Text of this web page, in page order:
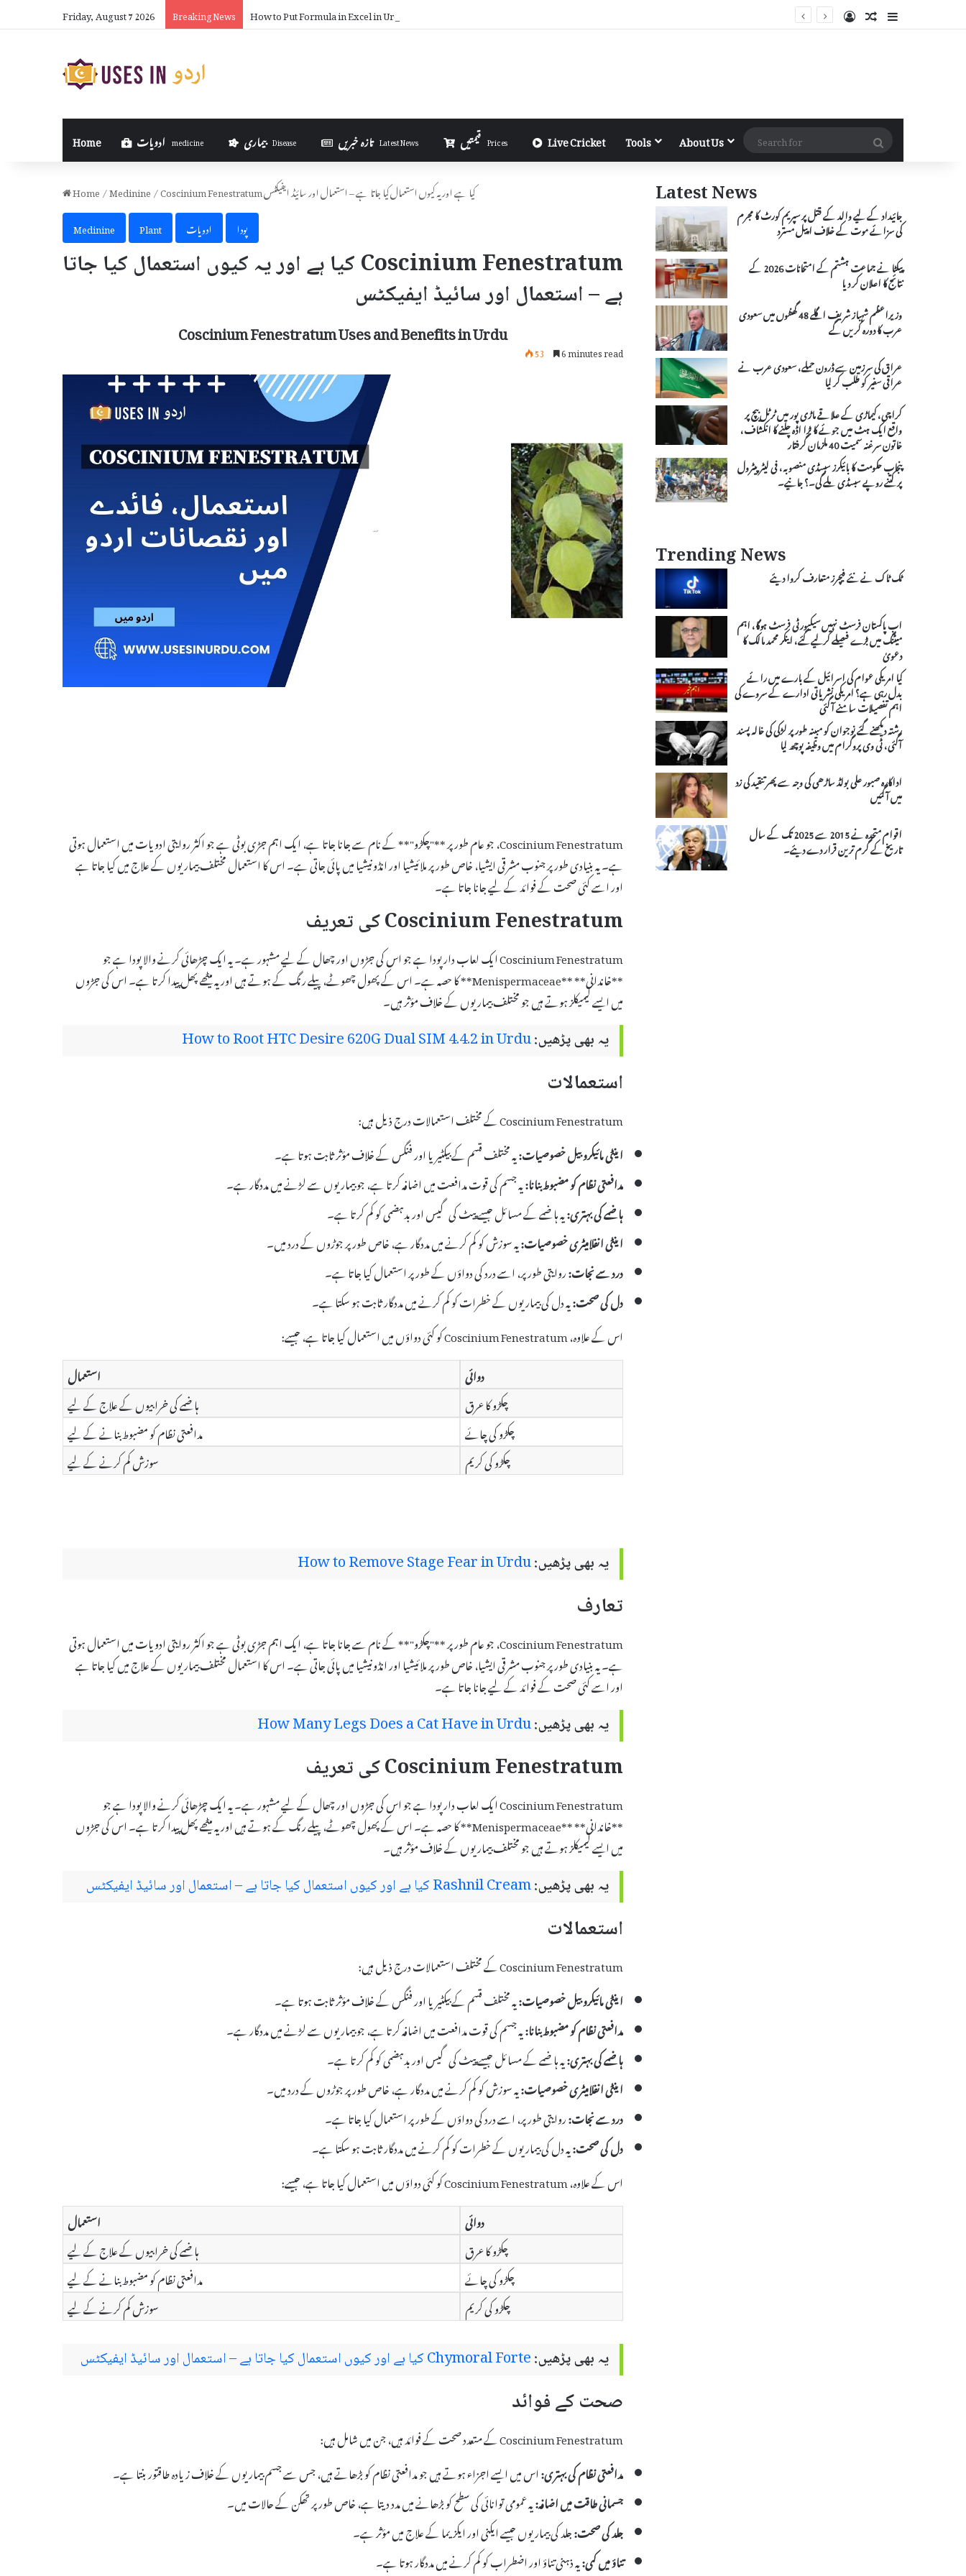
Friday, August 7 2026 Breaking News How to Put Formula in Excel in Urdu Log InRandom Article
Sidebar
Home medicine بیماری Disease تازہ خبریں Latest News Prices Live Cricket Tools About Us
Search
for
Home/Medinine/
Coscinium Fenestratum کیا ہے اور یہ کیوں استعمال کیا جاتا ہے – استعمال اور سائیڈ ایفیکٹس
Medinine
Plant ادویات پودا
Coscinium Fenestratum کیا ہے اور یہ کیوں استعمال کیا جاتا
ہے – استعمال اور سائیڈ ایفیکٹس
Coscinium Fenestratum Uses and Benefits in Urdu
53 6 minutes read
Coscinium Fenestratum، جو عام طور پر **"چکڑو"** کے نام سے جانا جاتا ہے، ایک اہم جڑی بوٹی ہے جو اکثر روایتی ادویات میں استعمال ہوتی
ہے۔ یہ بنیادی طور پر جنوب مشرقی ایشیا، خاص طور پر ملائیشیا اور انڈونیشیا میں پائی جاتی ہے۔ اس کا استعمال مختلف بیماریوں کے علاج میں کیا جاتا ہے
اور اسے کئی صحت کے فوائد کے لیے جانا جاتا ہے۔
Coscinium Fenestratum کی تعریف
Coscinium Fenestratum ایک لعاب دار پودا ہے جو اس کی جڑوں اور چھال کے لیے مشہور ہے۔ یہ ایک چڑھائی کرنے والا پودا ہے جو
**خاندانی** **Menispermaceae** کا حصہ ہے۔ اس کے پھول چھوٹے، پیلے رنگ کے ہوتے ہیں اور یہ میٹھے پھل پیدا کرتا ہے۔ اس کی جڑوں
میں ایسے کیمیکلز ہوتے ہیں جو مختلف بیماریوں کے خلاف مؤثر ہیں۔
یہ بھی پڑھیں:How to Root HTC Desire 620G Dual SIM 4.4.2 in Urdu
استعمالات
Coscinium Fenestratum کے مختلف استعمالات درج ذیل ہیں:
اینٹی مائیکروبیل خصوصیات:یہ مختلف قسم کے بیکٹیریا اور فنگس کے خلاف مؤثر ثابت ہوتا ہے۔
مدافعتی نظام کو مضبوط بنانا:یہ جسم کی قوت مدافعت میں اضافہ کرتا ہے، جو بیماریوں سے لڑنے میں مددگار ہے۔
ہاضمے کی بہتری:یہ ہاضمے کے مسائل جیسے پیٹ کی گیس اور بدہضمی کو کم کرتا ہے۔
اینٹی انفلامیٹری خصوصیات:یہ سوزش کو کم کرنے میں مددگار ہے، خاص طور پر جوڑوں کے درد میں۔
درد سے نجات:روایتی طور پر، اسے درد کی دواؤں کے طور پر استعمال کیا جاتا ہے۔
دل کی صحت:یہ دل کی بیماریوں کے خطرات کو کم کرنے میں مددگار ثابت ہو سکتا ہے۔
اس کے علاوہ، Coscinium Fenestratum کو کئی دواؤں میں استعمال کیا جاتا ہے، جیسے:
دوائی
استعمال
چکڑو کا عرق
ہاضمے کی خرابیوں کے علاج کے لیے
چکڑو کی چائے
مدافعتی نظام کو مضبوط بنانے کے لیے
چکڑو کی کریم
سوزش کم کرنے کے لیے
یہ بھی پڑھیں:How to Remove Stage Fear in Urdu
تعارف
Coscinium Fenestratum، جو عام طور پر **"چکڑو"** کے نام سے جانا جاتا ہے، ایک اہم جڑی بوٹی ہے جو اکثر روایتی ادویات میں استعمال ہوتی
ہے۔ یہ بنیادی طور پر جنوب مشرقی ایشیا، خاص طور پر ملائیشیا اور انڈونیشیا میں پائی جاتی ہے۔ اس کا استعمال مختلف بیماریوں کے علاج میں کیا جاتا ہے
اور اسے کئی صحت کے فوائد کے لیے جانا جاتا ہے۔
یہ بھی پڑھیں:How Many Legs Does a Cat Have in Urdu
Coscinium Fenestratum کی تعریف
Coscinium Fenestratum ایک لعاب دار پودا ہے جو اس کی جڑوں اور چھال کے لیے مشہور ہے۔ یہ ایک چڑھائی کرنے والا پودا ہے جو
**خاندانی** **Menispermaceae** کا حصہ ہے۔ اس کے پھول چھوٹے، پیلے رنگ کے ہوتے ہیں اور یہ میٹھے پھل پیدا کرتا ہے۔ اس کی جڑوں
میں ایسے کیمیکلز ہوتے ہیں جو مختلف بیماریوں کے خلاف مؤثر ہیں۔
یہ بھی پڑھیں:Rashnil Cream کیا ہے اور کیوں استعمال کیا جاتا ہے – استعمال اور سائیڈ ایفیکٹس
استعمالات
Coscinium Fenestratum کے مختلف استعمالات درج ذیل ہیں:
اینٹی مائیکروبیل خصوصیات:یہ مختلف قسم کے بیکٹیریا اور فنگس کے خلاف مؤثر ثابت ہوتا ہے۔
مدافعتی نظام کو مضبوط بنانا:یہ جسم کی قوت مدافعت میں اضافہ کرتا ہے، جو بیماریوں سے لڑنے میں مددگار ہے۔
ہاضمے کی بہتری:یہ ہاضمے کے مسائل جیسے پیٹ کی گیس اور بدہضمی کو کم کرتا ہے۔
اینٹی انفلامیٹری خصوصیات:یہ سوزش کو کم کرنے میں مددگار ہے، خاص طور پر جوڑوں کے درد میں۔
درد سے نجات:روایتی طور پر، اسے درد کی دواؤں کے طور پر استعمال کیا جاتا ہے۔
دل کی صحت:یہ دل کی بیماریوں کے خطرات کو کم کرنے میں مددگار ثابت ہو سکتا ہے۔
اس کے علاوہ، Coscinium Fenestratum کو کئی دواؤں میں استعمال کیا جاتا ہے، جیسے:
دوائی
استعمال
چکڑو کا عرق
ہاضمے کی خرابیوں کے علاج کے لیے
چکڑو کی چائے
مدافعتی نظام کو مضبوط بنانے کے لیے
چکڑو کی کریم
سوزش کم کرنے کے لیے
یہ بھی پڑھیں:Chymoral Forte کیا ہے اور کیوں استعمال کیا جاتا ہے – استعمال اور سائیڈ ایفیکٹس
صحت کے فوائد
Coscinium Fenestratum کے متعدد صحت کے فوائد ہیں، جن میں شامل ہیں:
مدافعتی نظام کی بہتری:اس میں ایسے اجزاء ہوتے ہیں جو مدافعتی نظام کو بڑھاتے ہیں، جس سے جسم بیماریوں کے خلاف زیادہ طاقتور بنتا ہے۔
جسمانی طاقت میں اضافہ:یہ عمومی توانائی کی سطح کو بڑھانے میں مدد دیتا ہے، خاص طور پر تھکن کے حالات میں۔
جلد کی صحت:جلد کی بیماریوں جیسے ایکنی اور ایکزیما کے علاج میں مؤثر ہے۔
تناؤ میں کمی:یہ ذہنی تناؤ اور اضطراب کو کم کرنے میں مددگار ہوتا ہے۔
Latest News
جائیداد کے لیے والد کے قتل پر سپریم کورٹ کا مجرم
کی سزائے موت کے خلاف اپیل مسترد
پیکٹا نے جماعت ہشتم کے امتحانات 2026 کے
نتائج کا اعلان کر دیا
وزیراعظم شہباز شریف اگلے 48 گھنٹوں میں سعودی
عرب کا دورہ کریں گے
عراق کی سرزمین سے ڈرون حملے، سعودی عرب نے
عراقی سفیر کو طلب کر لیا
کراچی، کیماڑی کے علاقے ماڑی پور میں ٹرٹل بیچ پر
واقع ایک ہٹ میں جوئے کا بڑا اڈہ چلنے کا انکشاف،
خاتون سرغنہ سمیت 40 ملزمان گرفتار
پنجاب حکومت کا بائیکرز سبسڈی منصوبہ، فی لیٹر پیٹرول
پر کتنے روپے سبسڈی ملے گی۔؟ جانیے۔
Trending News
ٹک ٹاک نے نئے فیچرز متعارف کروا دیئے
اب پاکستان فرسٹ نہیں سیکیورٹی فرسٹ ہوگا، اہم
میٹنگ میں بڑے فیصلے کرلیے گئے، اینکر محمد مالک کا
دعویٰ
کیا امریکی عوام کی اسرائیل کے بارے میں رائے
بدل رہی ہے؟ امریکی نشریاتی ادارے کے سروے کی
اہم تفصیلات سامنے آ گئی
رشتہ دیکھنے گئے نوجوان کو مبینہ طورپر لڑکی کی خالہ پسند
آگئی، ٹی وی پروگرام میں وظیفہ پوچھ لیا
اداکارہ صبور علی بولڈ ساڑھی کی وجہ سے پھر تنقید کی زد
میں آ گئیں
اقوام متحدہ نے 2015 سے 2025 تک کے سال
تاریخ کے گرم ترین قرار دے دیئے۔